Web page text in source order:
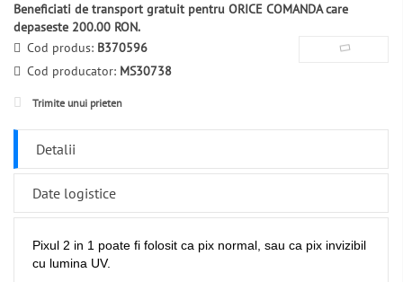
Beneficiati de transport gratuit pentru ORICE COMANDA care
depaseste 200.00 RON.
Cod produs: B370596
Cod producator: MS30738
Trimite unui prieten
Detalii
Date logistice
Pixul 2 in 1 poate fi folosit ca pix normal, sau ca pix invizibil
cu lumina UV.